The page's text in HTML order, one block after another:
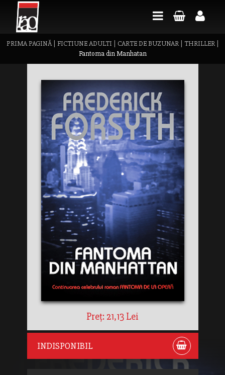
PRIMA PAGINĂ| FICTIUNE ADULTI CARTE DE BUZUNAR| THRILLER|
Fantoma din Manhatan
Preț: 21,13 Lei
INDISPONIBIL